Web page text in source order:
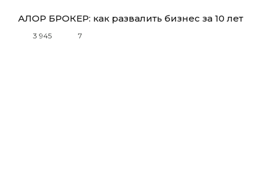
АЛОР БРОКЕР: как развалить бизнес за 10 лет
3 945 7